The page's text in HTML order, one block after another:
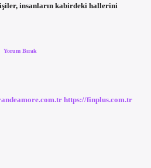
insanların kabirdeki hallerini
Yorum Bırak
https://finplus.com.tr